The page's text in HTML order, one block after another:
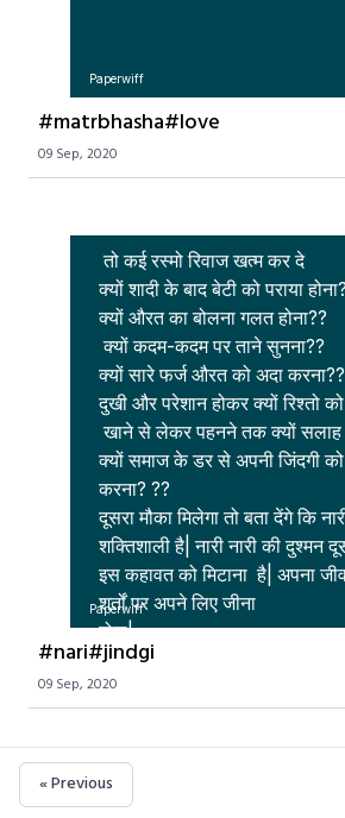
Paperwiff
#matrbhasha#love
09 Sep, 2020
तो कई रस्मो रिवाज खत्म कर दे
क्यों शादी के बाद बेटी को पराया होना?
क्यों औरत का बोलना गलत होना??
क्यों कदम-कदम पर ताने सुनना??
क्यों सारे फर्ज औरत को अदा
दुखी और परेशान होकर क्यों रिश्तो को
खाने से लेकर पहनने तक क्यों सलाह लेना? ?
क्यों समाज के डर से अपनी जिंदगी
करना? ??
दूसरा मौका मिलेगा तो बता देंगे कि
शक्तिशाली है| नारी नारी की दुश्मन
इस कहावत को मिटाना  है| अपना
शर्तों पर अपने लिए जीना
होगा|
वर्षा शर्मा
Paperwiff
#nari#jindgi
09 Sep, 2020
« Previous